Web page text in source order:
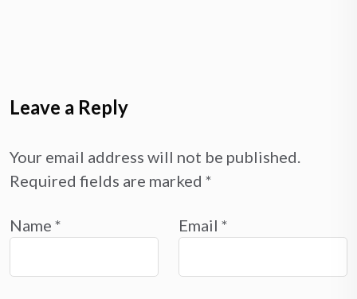
Leave a Reply
Your email address will not be published.
Required fields are marked *
Name * Email *